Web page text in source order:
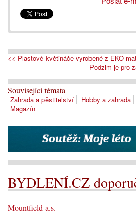
<< Plastové květináče vyrobené z EKO
Podzim je pro
Související témata
Zahrada a pěstitelství Hobby a zahrada
Magazín
BYDLENÍ.CZ
Mountfield a.s.